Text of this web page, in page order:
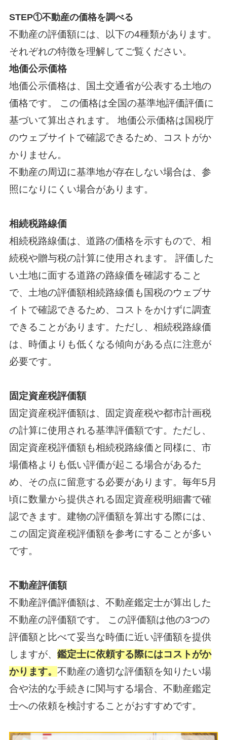
STEP①不動産の価格を調べる
不動産の評価額には、以下の4種類があります。
それぞれの特徴を理解してご覧ください。
地価公示価格
地価公示価格は、国土交通省が公表する土地の
価格です。 この価格は全国の基準地評価評価に
基づいて算出されます。 地価公示価格は国税庁
のウェブサイトで確認できるため、コストがか
かりません。
不動産の周辺に基準地が存在しない場合は、参
照になりにくい場合があります。
相続税路線価
相続税路線価は、道路の価格を示すもので、相
続税や贈与税の計算に使用されます。 評価した
い土地に面する道路の路線価を確認すること
で、土地の評価額相続路線価も国税のウェブサ
イトで確認できるため、コストをかけずに調査
できることがあります。ただし、相続税路線価
は、時価よりも低くなる傾向がある点に注意が
必要です。
固定資産税評価額
固定資産税評価額は、固定資産税や都市計画税
の計算に使用される基準評価額です。ただし、
固定資産税評価額も相続税路線価と同様に、市
場価格よりも低い評価が起こる場合があるた
め、その点に留意する必要があります。毎年5月
頃に数量から提供される固定資産税明細書で確
認できます。建物の評価額を算出する際には、
この固定資産税評価額を参考にすることが多い
です。
不動産評価額
不動産評価評価額は、不動産鑑定士が算出した
不動産の評価額です。 この評価額は他の3つの
評価額と比べて妥当な時価に近い評価額を提供
しますが、 鑑定士に依頼する際にはコストがか
かります。 不動産の適切な評価額を知りたい場
合や法的な手続きに関与する場合、不動産鑑定
士への依頼を検討することがおすすめです。